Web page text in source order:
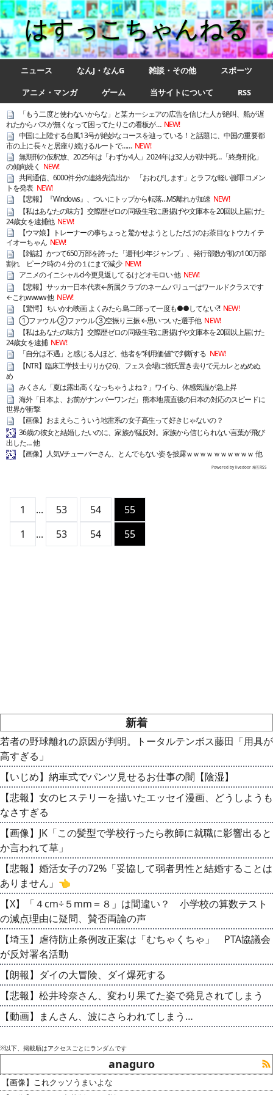
はすっこちゃんねる
ニュース なんJ・なんG 雑談・その他
スポーツ
アニメ・マンガ
ゲーム 当サイトについて RSS
「もう二度と使わないからな」と某カーシェアの広告を信じた人が絶叫、船が遅
れたからバスが無くなって困ってたりこの看板が… NEW!
中国に上陸する台風13号が絶妙なコースを辿っている！と話題に、中国の重要都
市の上に長々と居座り続けるルートで…… NEW!
無期刑の仮釈放、2025年は「わずか4人」2024年は32人が獄中死…「終身刑化」
の傾向続く NEW!
共同通信、6000件分の連絡先流出か 「おわびします」とラフな軽い謝罪コメン
トを発表 NEW!
【悲報】『Windows』、ついにトップから転落…MS離れが加速 NEW!
【私はあなたの味方】交際歴ゼロの同級生宅に唐揚げや文庫本を20回以上届けた
24歳女を逮捕他 NEW!
【ウマ娘】トレーナーの事ちょっと驚かせようとしただけのお茶目なトウカイテ
イオーちゃん NEW!
【雑誌】かつて650万部を誇った「週刊少年ジャンプ」、発行部数が初の100万部
割れ ピーク時の４分の１にまで減少 NEW!
アニメのイニシャルd今更見返してるけどオモロい 他 NEW!
【悲報】サッカー日本代表←所属クラブのネームバリューはワールドクラスです
←これwwww 他 NEW!
【驚愕】ちいかわ映画 よくみたら島二郎って一度も●●してない?! NEW!
①ファウル ②ファウル ③空振り三振 ←思いついた選手他 NEW!
【私はあなたの味方】交際歴ゼロの同級生宅に唐揚げや文庫本を20回以上届けた
24歳女を逮捕 NEW!
「自分は不遇」と感じる人ほど、他者を“利用価値”で判断する NEW!
【NTR】臨床工学技士りりか(26)、フェス会場に彼氏置き去りで元カレとぬめぬ
め
みくさん「夏は露出高くなっちゃうよね？」ワイら、体感気温が急上昇
海外「日本よ、お前がナンバーワンだ」 熊本地震直後の日本の対応のスピードに
世界が衝撃
【画像】おまえらこういう地雷系の女子高生って好きじゃないの？
36歳の彼女と結婚したいのに、家族が猛反対。家族から信じられない言葉が飛び
出した… 他
【画像】人気Vチューバーさん、とんでもない姿を披露ｗｗｗｗｗｗｗｗｗｗ 他
Powered by livedoor 相互RSS
1 ... 53 54
55
1
... 53 54 55
新着
若者の野球離れの原因が判明。トータルテンボス藤田「用具が
高すぎる」
【いじめ】納車式でパンツ見せるお仕事の闇【陰湿】
【悲報】女のヒステリーを描いたエッセイ漫画、どうしようも
なさすぎる
【画像】JK「この髪型で学校行ったら教師に就職に影響出ると
か言われて草」
【悲報】婚活女子の72%「妥協して弱者男性と結婚することは
ありません」👈
【X】「４cm÷５mm＝８」は間違い？ 小学校の算数テスト
の減点理由に疑問、賛否両論の声
【埼玉】虐待防止条例改正案は「むちゃくちゃ」 PTA協議会
が反対署名活動
【朗報】ダイの大冒険、ダイ爆死する
【悲報】松井玲奈さん、変わり果てた姿で発見されてしまう
【動画】まんさん、波にさらわれてしまう…
※以下、掲載順はアクセスごとにランダムです
anaguro
【画像】これクッソうまいよな